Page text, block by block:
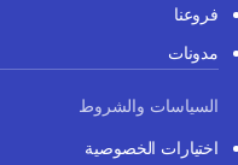
فروعنا
مدونات
السياسات والشروط
اختيارات الخصوصية